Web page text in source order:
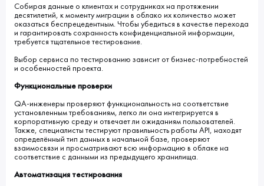
Собирая данные о клиентах и сотрудниках на протяжении
десятилетий, к моменту миграции в облако их количество может
оказаться беспрецедентным. Чтобы убедиться в качестве перехода
и гарантировать сохранность конфиденциальной информации,
требуется тщательное тестирование.
Выбор сервиса по тестированию зависит от бизнес-потребностей
и особенностей проекта.
Функциональные проверки
QA-инженеры проверяют функциональность на соответствие
установленным требованиям, легко ли она интегрируется в
корпоративную среду и отвечает ли ожиданиям пользователей.
Также, специалисты тестируют правильность работы API, находят
определённый тип данных в начальной базе, проверяют
взаимосвязи и просматривают всю информацию в облаке на
соответствие с данными из предыдущего хранилища.
Автоматизация тестирования